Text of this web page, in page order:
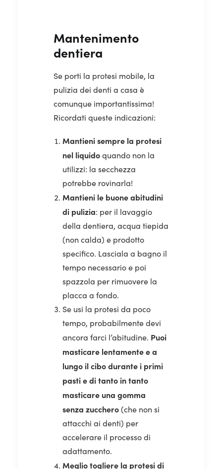
Mantenimento
dentiera
Se porti la protesi mobile, la
pulizia dei denti a casa è
comunque importantissima!
Ricordati queste indicazioni:
Mantieni sempre la protesi
nel liquidoquando non la
utilizzi: la secchezza
potrebbe rovinarla!
Mantieni le buone abitudini
di pulizia: per il lavaggio
della dentiera, acqua tiepida
(non calda) e prodotto
specifico. Lasciala a bagno il
tempo necessario e poi
spazzola per rimuovere la
placca a fondo.
Se usi la protesi da poco
tempo, probabilmente devi
ancora farci l’abitudine. Puoi
masticare lentamente e a
lungo il cibo durante i primi
pasti e di tanto in tanto
masticare una gomma
senza zucchero(che non si
attacchi ai denti) per
accelerare il processo di
adattamento.
Meglio togliere la protesi di